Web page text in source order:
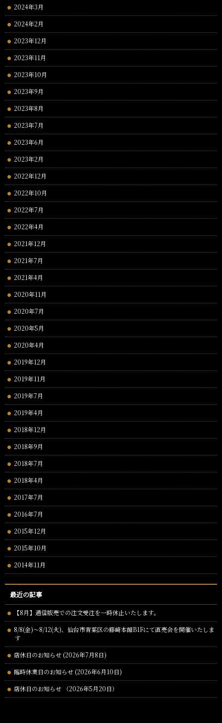
2024年3月
2024年2月
2023年12月
2023年11月
2023年10月
2023年9月
2023年8月
2023年7月
2023年6月
2023年2月
2022年12月
2022年10月
2022年7月
2022年4月
2021年12月
2021年7月
2021年4月
2020年11月
2020年7月
2020年5月
2020年4月
2019年12月
2019年11月
2019年7月
2019年4月
2018年12月
2018年9月
2018年7月
2018年4月
2017年7月
2016年7月
2015年12月
2015年10月
2014年11月
最近の記事
【8月】通信版売での注文受注を一時休止いたします。
8/8(金)～8/12(火)、仙台市青葉区の藤崎本館B1Fにて直売会を開催いたしま
す
店休日のお知らせ (2026年7月8日)
臨時休業日のお知らせ (2026年6月10日)
店休日のお知らせ （2026年5月20日）